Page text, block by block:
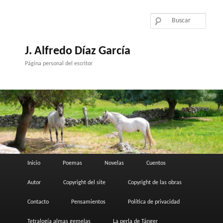
J. Alfredo Díaz García
Página personal del escritor
Inicio Poemas Novelas Cuentos
Autor Copyright del site Copyright de las obras
Contacto Pensamientos Política de privacidad
Tetralogía almas gemelas La perla de Tánger